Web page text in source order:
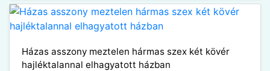
Házas asszony meztelen hármas szex két kövér
hajléktalannal elhagyatott házban